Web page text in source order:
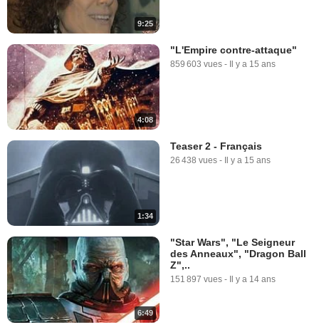
9:25
4:08
"L'Empire contre-attaque"
859 603 vues - Il y a 15 ans
1:34
Teaser 2 - Français
26 438 vues - Il y a 15 ans
6:49
"Star Wars", "Le Seigneur
des Anneaux", "Dragon Ball
Z",..
151 897 vues - Il y a 14 ans